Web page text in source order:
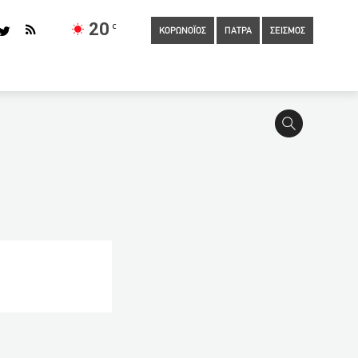
20 C
ΚΟΡΩΝΟΪΟΣ ΠΑΤΡΑ ΣΕΙΣΜΟΣ
11:10